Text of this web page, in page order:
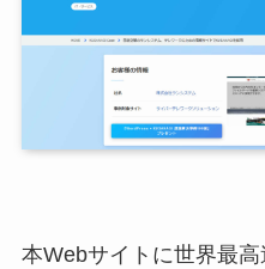
本Webサイトに世界最